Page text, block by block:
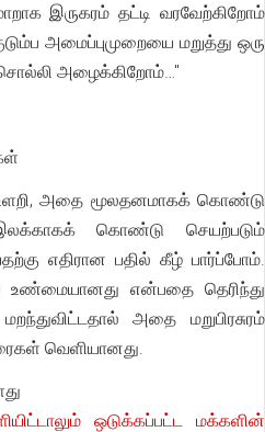
இருகரம் தட்டி வரவேற்கிறோம்
அமைப்புமுறையை மறுத்து ஒரு
அழைக்கிறோம்…"
அதை மூலதனமாகக் கொண்டு
கொண்டு செயற்படும்
எதிரான பதில் கீழ் பார்ப்போம்.
என்பதை தெரிந்து
அதை மறுபிரசுரம்
வெளியானது.
ஒடுக்கப்பட்ட மக்களின்